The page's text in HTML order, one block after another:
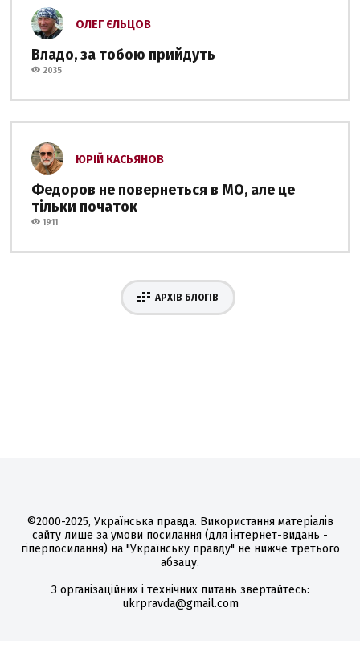
ОЛЕГ ЄЛЬЦОВ
Владо, за тобою прийдуть
2035
ЮРІЙ КАСЬЯНОВ
Федоров не повернеться в МО, але це
тільки початок
1911
АРХІВ БЛОГІВ
©2000-2025, Українська правда. Використання матеріалів
сайту лише за умови посилання (для інтернет-видань -
гіперпосилання) на "Українську правду" не нижче третього
абзацу.
З організаційних і технічних питань звертайтесь:
ukrpravda@gmail.com